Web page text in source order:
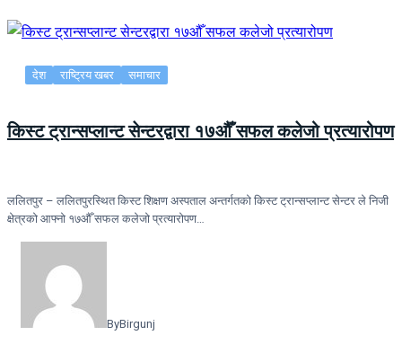
देश राष्ट्रिय खबर समाचार
किस्ट ट्रान्सप्लान्ट सेन्टरद्वारा १७औँ सफल कलेजो प्रत्यारोपण
ललितपुर – ललितपुरस्थित किस्ट शिक्षण अस्पताल अन्तर्गतको किस्ट ट्रान्सप्लान्ट सेन्टर ले निजी
क्षेत्रको आफ्नो १७औँ सफल कलेजो प्रत्यारोपण…
ByBirgunj